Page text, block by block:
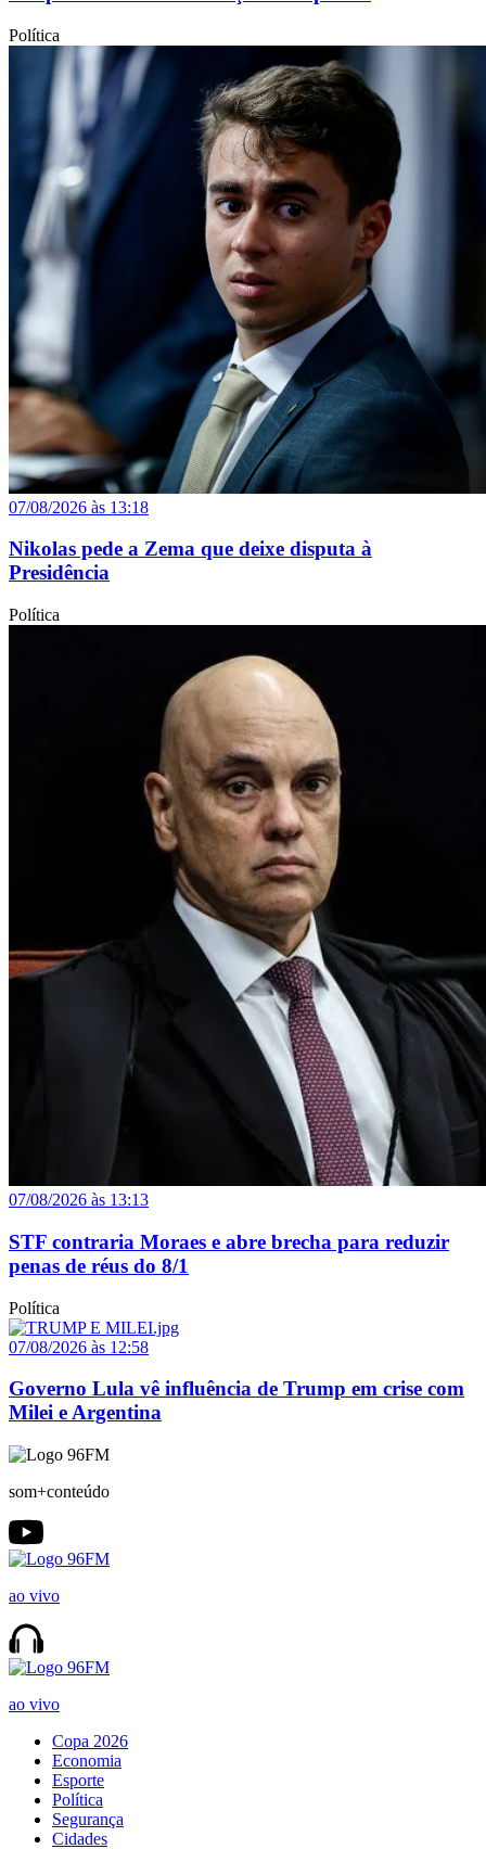
Política
07/08/2026 às 13:18
Nikolas pede a Zema que deixe disputa à
Presidência
Política
07/08/2026 às 13:13
STF contraria Moraes e abre brecha para reduzir
penas de réus do 8/1
Política
07/08/2026 às 12:58
Governo Lula vê influência de Trump em crise com
Milei e Argentina
som+conteúdo
ao vivo
ao vivo
Copa 2026
Economia
Esporte
Política
Segurança
Cidades